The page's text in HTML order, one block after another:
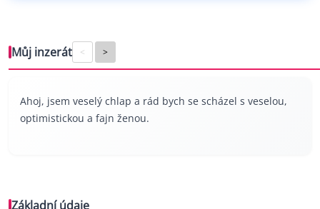
Můj inzerát < >
Ahoj, jsem veselý chlap a rád bych se scházel s veselou,
optimistickou a fajn ženou.
Základní údaje